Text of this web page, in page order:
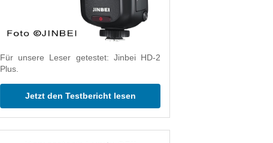
Für unsere Leser getestet: Jinbei HD-2
Plus.
Jetzt den Testbericht lesen